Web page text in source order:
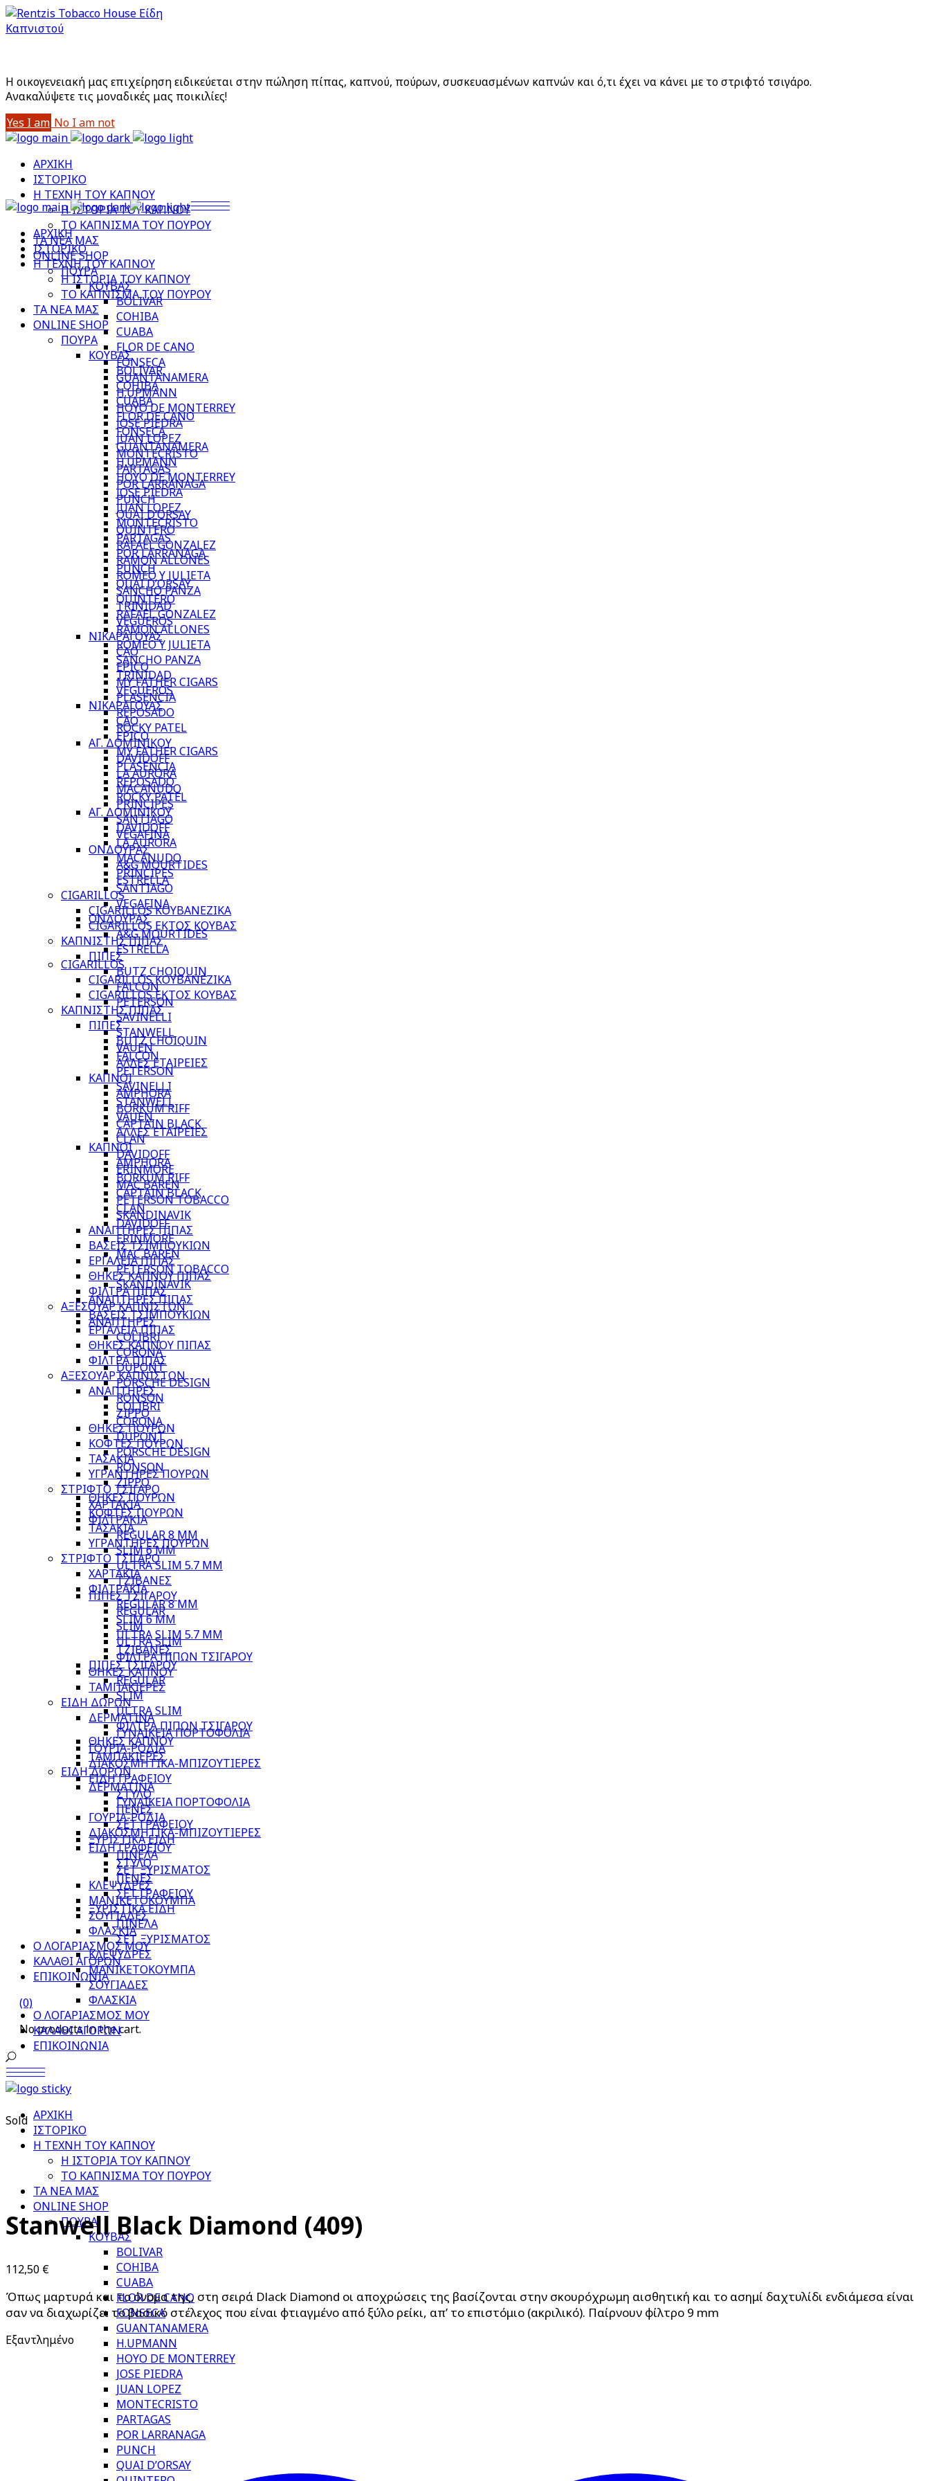
Είστε άνω των 18;
Η οικογενειακή μας επιχείρηση ειδικεύεται στην πώληση πίπας, καπνού, πούρων, συσκευασμένων καπνών και ό,τι έχει να κάνει με το στριφτό τσιγάρο.
Aνακαλύψετε τις μοναδικές μας ποικιλίες!
Yes I am No I am not
ΑΡΧΙΚΗ
ΙΣΤΟΡΙΚΟ
Η ΤΕΧΝΗ ΤΟΥ ΚΑΠΝΟΥ
Η ΙΣΤΟΡΙΑ ΤΟΥ ΚΑΠΝΟΥ
ΤΟ ΚΑΠΝΙΣΜΑ ΤΟΥ ΠΟΥΡΟΥ
ΤΑ ΝΕΑ ΜΑΣ
ONLINE SHOP
ΠΟΥΡΑ
ΚΟΥΒΑΣ
BOLIVAR
COHIBA
CUABA
FLOR DE CANO
FONSECA
GUANTANAMERA
H.UPMANN
HOYO DE MONTERREY
JOSE PIEDRA
JUAN LOPEZ
MONTECRISTO
PARTAGAS
POR LARRANAGA
PUNCH
QUAI D’ORSAY
QUINTERO
RAFAEL GONZALEZ
RAMON ALLONES
ROMEO Y JULIETA
SANCHO PANZA
TRINIDAD
VEGUEROS
ΝΙΚΑΡΑΓΟΥΑΣ
CAO
EPICO
MY FATHER CIGARS
PLASENCIA
REPOSADO
ROCKY PATEL
ΑΓ. ΔΟΜΙΝΙΚΟΥ
DAVIDOFF
LA AURORA
MACANUDO
PRINCIPES
SANTIAGO
VEGAFINA
ΟΝΔΟΥΡΑΣ
A&G MOURTIDES
ESTRELLA
CIGARILLOS
CIGARILLOS ΚΟΥΒΑΝΕΖΙΚΑ
CIGARILLOS ΕΚΤΟΣ ΚΟΥΒΑΣ
ΚΑΠΝΙΣΤΗΣ ΠΙΠΑΣ
ΠΙΠΕΣ
BUTZ CHOIQUIN
FALCON
PETERSON
SAVINELLI
STANWELL
VAUEN
ΑΛΛΕΣ ΕΤΑΙΡΕΙΕΣ
ΚΑΠΝΟΙ
AMPHORA
BORKUM RIFF
CAPTAIN BLACK
CLAN
DAVIDOFF
ERINMORE
MAC BAREN
PETERSON TOBACCO
SKANDINAVIK
ΑΝΑΠΤΗΡΕΣ ΠΙΠΑΣ
ΒΑΣΕΙΣ ΤΣΙΜΠΟΥΚΙΩΝ
ΕΡΓΑΛΕΙΑ ΠΙΠΑΣ
ΘΗΚΕΣ ΚΑΠΝΟΥ ΠΙΠΑΣ
ΦΙΛΤΡΑ ΠΙΠΑΣ
ΑΞΕΣΟΥΑΡ ΚΑΠΝΙΣΤΩΝ
ΑΝΑΠΤΗΡΕΣ
COLIBRI
CORONA
DUPONT
PORSCHE DESIGN
RONSON
ZIPPO
ΘΗΚΕΣ ΠΟΥΡΩΝ
ΚΟΦΤΕΣ ΠΟΥΡΩΝ
ΤΑΣΑΚΙΑ
ΥΓΡΑΝΤΗΡΕΣ ΠΟΥΡΩΝ
ΣΤΡΙΦΤΟ ΤΣΙΓΑΡΟ
ΧΑΡΤΑΚΙΑ
ΦΙΛΤΡΑΚΙΑ
REGULAR 8 MM
SLIM 6 MM
ULTRA SLIM 5.7 MM
ΤΖΙΒΑΝΕΣ
ΠΙΠΕΣ ΤΣΙΓΑΡΟΥ
REGULAR
SLIM
ULTRA SLIM
ΦΙΛΤΡΑ ΠΙΠΩΝ ΤΣΙΓΑΡΟΥ
ΘΗΚΕΣ ΚΑΠΝΟΥ
ΤΑΜΠΑΚΙΕΡΕΣ
ΕΙΔΗ ΔΩΡΩΝ
ΔΕΡΜΑΤΙΝΑ
ΓΥΝΑΙΚΕΙΑ ΠΟΡΤΟΦΟΛΙΑ
ΓΟΥΡΙΑ-ΡΟΔΙΑ
ΔΙΑΚΟΣΜΗΤΙΚΑ-ΜΠΙΖΟΥΤΙΕΡΕΣ
ΕΙΔΗ ΓΡΑΦΕΙΟΥ
ΣΤΥΛΟ
ΠΕΝΕΣ
ΣΕΤ ΓΡΑΦΕΙΟΥ
ΞΥΡΙΣΤΙΚΑ ΕΙΔΗ
ΠΙΝΕΛΑ
ΣΕΤ ΞΥΡΙΣΜΑΤΟΣ
ΚΛΕΨΥΔΡΕΣ
ΜΑΝΙΚΕΤΟΚΟΥΜΠΑ
ΣΟΥΓΙΑΔΕΣ
ΦΛΑΣΚΙΑ
Ο ΛΟΓΑΡΙΑΣΜΟΣ ΜΟΥ
ΚΑΛΑΘΙ ΑΓΟΡΩΝ
ΕΠΙΚΟΙΝΩΝΙΑ
(0)
No products in the cart.
ΑΡΧΙΚΗ
ΙΣΤΟΡΙΚΟ
Η ΤΕΧΝΗ ΤΟΥ ΚΑΠΝΟΥ
Η ΙΣΤΟΡΙΑ ΤΟΥ ΚΑΠΝΟΥ
ΤΟ ΚΑΠΝΙΣΜΑ ΤΟΥ ΠΟΥΡΟΥ
ΤΑ ΝΕΑ ΜΑΣ
ONLINE SHOP
ΠΟΥΡΑ
ΚΟΥΒΑΣ
BOLIVAR
COHIBA
CUABA
FLOR DE CANO
FONSECA
GUANTANAMERA
H.UPMANN
HOYO DE MONTERREY
JOSE PIEDRA
JUAN LOPEZ
MONTECRISTO
PARTAGAS
POR LARRANAGA
PUNCH
QUAI D’ORSAY
ΑΡΧΙΚΗ
ΙΣΤΟΡΙΚΟ
Η ΤΕΧΝΗ ΤΟΥ ΚΑΠΝΟΥ
Η ΙΣΤΟΡΙΑ ΤΟΥ ΚΑΠΝΟΥ
ΤΟ ΚΑΠΝΙΣΜΑ ΤΟΥ ΠΟΥΡΟΥ
ΤΑ ΝΕΑ ΜΑΣ
ONLINE SHOP
ΠΟΥΡΑ
ΚΟΥΒΑΣ
BOLIVAR
COHIBA
CUABA
FLOR DE CANO
FONSECA
GUANTANAMERA
H.UPMANN
HOYO DE MONTERREY
JOSE PIEDRA
JUAN LOPEZ
MONTECRISTO
PARTAGAS
POR LARRANAGA
PUNCH
QUAI D’ORSAY
QUINTERO
RAFAEL GONZALEZ
RAMON ALLONES
ROMEO Y JULIETA
SANCHO PANZA
TRINIDAD
VEGUEROS
ΝΙΚΑΡΑΓΟΥΑΣ
CAO
EPICO
MY FATHER CIGARS
PLASENCIA
REPOSADO
ROCKY PATEL
ΑΓ. ΔΟΜΙΝΙΚΟΥ
DAVIDOFF
LA AURORA
MACANUDO
PRINCIPES
SANTIAGO
VEGAFINA
ΟΝΔΟΥΡΑΣ
A&G MOURTIDES
ESTRELLA
CIGARILLOS
CIGARILLOS ΚΟΥΒΑΝΕΖΙΚΑ
CIGARILLOS ΕΚΤΟΣ ΚΟΥΒΑΣ
ΚΑΠΝΙΣΤΗΣ ΠΙΠΑΣ
ΠΙΠΕΣ
BUTZ CHOIQUIN
FALCON
PETERSON
SAVINELLI
STANWELL
VAUEN
ΑΛΛΕΣ ΕΤΑΙΡΕΙΕΣ
ΚΑΠΝΟΙ
AMPHORA
BORKUM RIFF
CAPTAIN BLACK
CLAN
DAVIDOFF
ERINMORE
MAC BAREN
PETERSON TOBACCO
SKANDINAVIK
ΑΝΑΠΤΗΡΕΣ ΠΙΠΑΣ
ΒΑΣΕΙΣ ΤΣΙΜΠΟΥΚΙΩΝ
ΕΡΓΑΛΕΙΑ ΠΙΠΑΣ
ΘΗΚΕΣ ΚΑΠΝΟΥ ΠΙΠΑΣ
ΦΙΛΤΡΑ ΠΙΠΑΣ
ΑΞΕΣΟΥΑΡ ΚΑΠΝΙΣΤΩΝ
ΑΝΑΠΤΗΡΕΣ
COLIBRI
CORONA
DUPONT
PORSCHE DESIGN
RONSON
ZIPPO
ΘΗΚΕΣ ΠΟΥΡΩΝ
ΚΟΦΤΕΣ ΠΟΥΡΩΝ
ΤΑΣΑΚΙΑ
ΥΓΡΑΝΤΗΡΕΣ ΠΟΥΡΩΝ
ΣΤΡΙΦΤΟ ΤΣΙΓΑΡΟ
ΧΑΡΤΑΚΙΑ
ΦΙΛΤΡΑΚΙΑ
REGULAR 8 MM
SLIM 6 MM
ULTRA SLIM 5.7 MM
ΤΖΙΒΑΝΕΣ
ΠΙΠΕΣ ΤΣΙΓΑΡΟΥ
REGULAR
SLIM
ULTRA SLIM
ΦΙΛΤΡΑ ΠΙΠΩΝ ΤΣΙΓΑΡΟΥ
ΘΗΚΕΣ ΚΑΠΝΟΥ
ΤΑΜΠΑΚΙΕΡΕΣ
ΕΙΔΗ ΔΩΡΩΝ
ΔΕΡΜΑΤΙΝΑ
ΓΥΝΑΙΚΕΙΑ ΠΟΡΤΟΦΟΛΙΑ
ΓΟΥΡΙΑ-ΡΟΔΙΑ
ΔΙΑΚΟΣΜΗΤΙΚΑ-ΜΠΙΖΟΥΤΙΕΡΕΣ
ΕΙΔΗ ΓΡΑΦΕΙΟΥ
ΣΤΥΛΟ
ΠΕΝΕΣ
ΣΕΤ ΓΡΑΦΕΙΟΥ
ΞΥΡΙΣΤΙΚΑ ΕΙΔΗ
ΠΙΝΕΛΑ
ΣΕΤ ΞΥΡΙΣΜΑΤΟΣ
ΚΛΕΨΥΔΡΕΣ
ΜΑΝΙΚΕΤΟΚΟΥΜΠΑ
ΣΟΥΓΙΑΔΕΣ
ΦΛΑΣΚΙΑ
Ο ΛΟΓΑΡΙΑΣΜΟΣ ΜΟΥ
ΚΑΛΑΘΙ ΑΓΟΡΩΝ
ΕΠΙΚΟΙΝΩΝΙΑ
Sold
Stanwell Black Diamond (409)
112,50 €
Όπως μαρτυρά και το όνομα της, στη σειρά Dlack Diamond οι αποχρώσεις της βασίζονται στην σκουρόχρωμη αισθητική και το ασημί δαχτυλίδι ενδιάμεσα είναι
σαν να διαχωρίζει το βασικό στέλεχος που είναι φτιαγμένο από ξύλο ρείκι, απ’ το επιστόμιο (ακριλικό). Παίρνουν φίλτρο 9 mm
Εξαντλημένο